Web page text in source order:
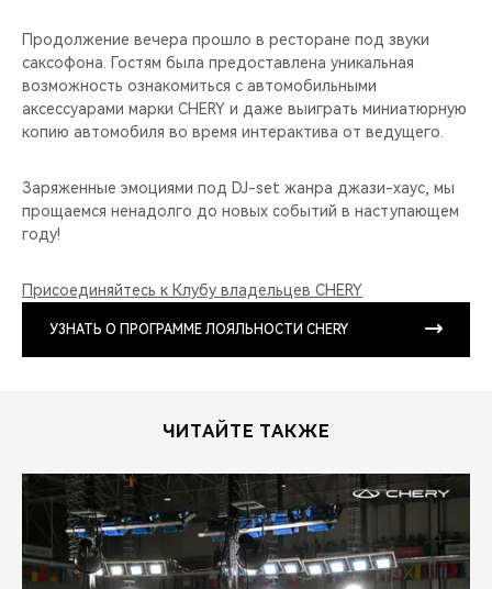
Продолжение вечера прошло в ресторане под звуки
саксофона. Гостям была предоставлена уникальная
возможность ознакомиться с автомобильными
аксессуарами марки CHERY и даже выиграть миниатюрную
копию автомобиля во время интерактива от ведущего.
Заряженные эмоциями под DJ-set жанра джази-хаус, мы
прощаемся ненадолго до новых событий в наступающем
году!
Присоединяйтесь к Клубу владельцев CHERY
УЗНАТЬ О ПРОГРАММЕ ЛОЯЛЬНОСТИ CHERY
ЧИТАЙТЕ ТАКЖЕ